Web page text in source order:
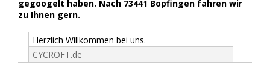
gegoogelt haben. Nach 73441 Bopfingen fahren wir
zu Ihnen gern.
Herzlich Willkommen bei uns.
CYCROFT.de